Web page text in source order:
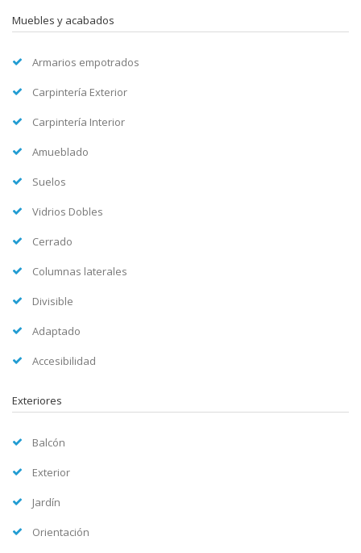
Muebles y acabados
Armarios empotrados
Carpintería Exterior
Carpintería Interior
Amueblado
Suelos
Vidrios Dobles
Cerrado
Columnas laterales
Divisible
Adaptado
Accesibilidad
Exteriores
Balcón
Exterior
Jardín
Orientación